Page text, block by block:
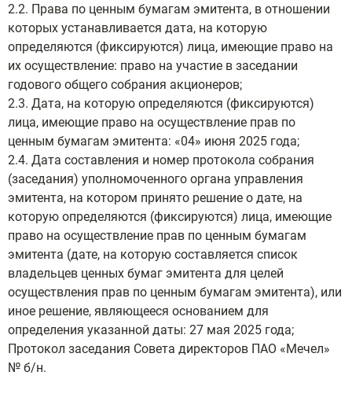
2.2. Права по ценным бумагам эмитента, в отношении
которых устанавливается дата, на которую
определяются (фиксируются) лица, имеющие право на
их осуществление: право на участие в заседании
годового общего собрания акционеров;
2.3. Дата, на которую определяются (фиксируются)
лица, имеющие право на осуществление прав по
ценным бумагам эмитента: «04» июня 2025 года;
2.4. Дата составления и номер протокола собрания
(заседания) уполномоченного органа управления
эмитента, на котором принято решение о дате, на
которую определяются (фиксируются) лица, имеющие
право на осуществление прав по ценным бумагам
эмитента (дате, на которую составляется список
владельцев ценных бумаг эмитента для целей
осуществления прав по ценным бумагам эмитента), или
иное решение, являющееся основанием для
определения указанной даты: 27 мая 2025 года;
Протокол заседания Совета директоров ПАО «Мечел»
№ б/н.